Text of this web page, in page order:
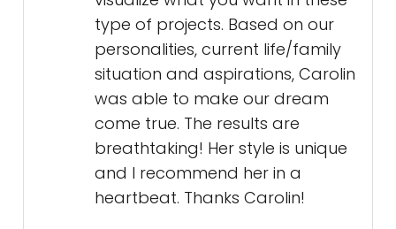
type of projects. Based on our
personalities, current life/family
situation and aspirations, Carolin
was able to make our dream
come true. The results are
breathtaking! Her style is unique
and I recommend her in a
heartbeat. Thanks Carolin!